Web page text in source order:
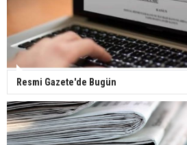
Gazze'deki Sağlık
pençesinde 2
Resmi Gazete'de Bugün